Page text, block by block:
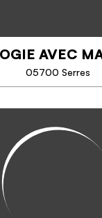
AVEC
05700 Serres
AVEC
insolite hors du
6ème continent :
: premiers pas
: exploration plus